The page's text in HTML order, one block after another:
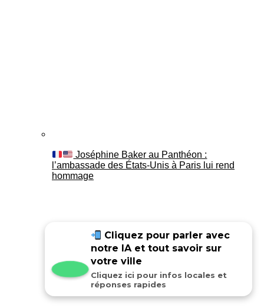
Joséphine Baker au Panthéon :
l’ambassade des États-Unis à Paris lui rend
hommage
Cliquez pour parler avec
notre IA et tout savoir sur
votre ville
Cliquez ici pour infos locales et
réponses rapides